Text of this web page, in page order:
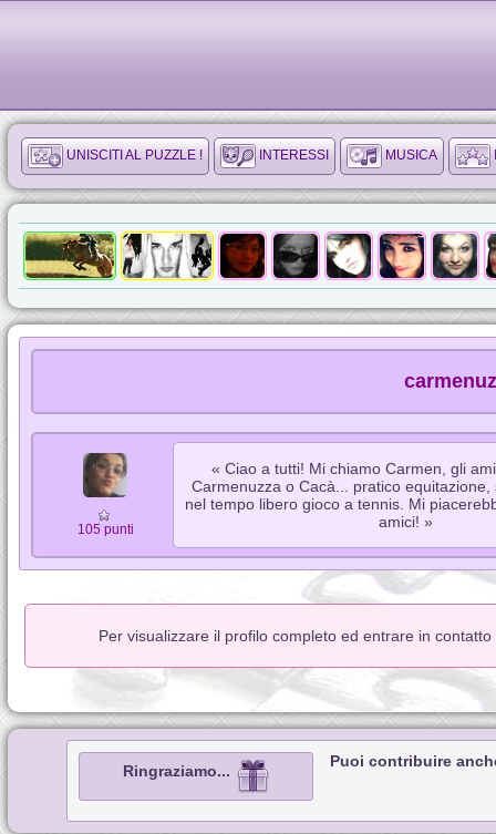
UNISCITI AL PUZZLE ! INTERESSI MUSICA
105 punti
« Ciao a tutti! Mi chiamo Carmen, gli
Carmenuzza o Cacà... pratico equitazione,
nel tempo libero gioco a tennis. Mi
amici! »
Per visualizzare il profilo completo ed entrare in
Ringraziamo...
Puoi contribuire